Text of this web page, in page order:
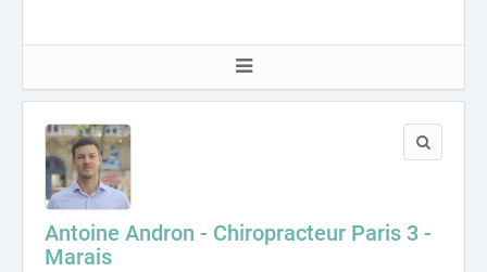
Antoine Andron - Chiropracteur Paris 3 -
Marais